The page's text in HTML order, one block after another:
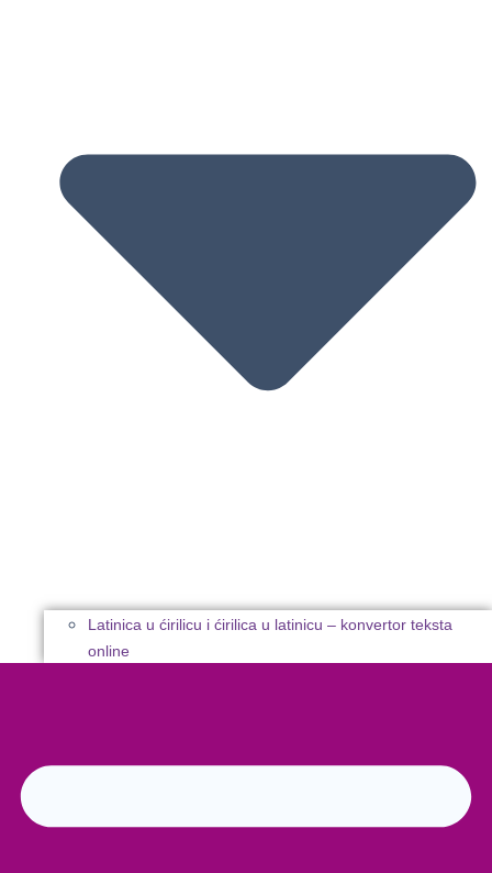
Latinica u ćirilicu i ćirilica u latinicu – konvertor teksta
online